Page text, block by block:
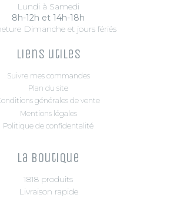
Lundi à Samedi
8h-12h et 14h-18h
Dimanche et jours fériés
Liens utiles
Suivre mes commandes
Plan du site
générales de vente
Mentions légales
Politique de confidentalité
La boutique
1818 produits
Livraison rapide